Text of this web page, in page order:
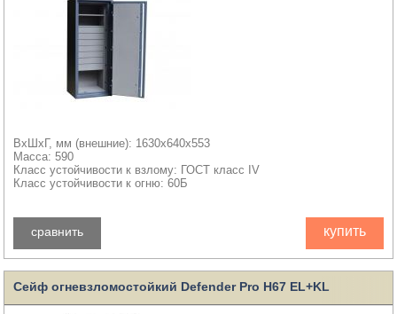
ВхШхГ, мм (внешние): 1630x640x553
Масса: 590
Класс устойчивости к взлому: ГОСТ класс IV
Класс устойчивости к огню: 60Б
купить
сравнить
Сейф огневзломостойкий Defender Pro H67 EL+KL